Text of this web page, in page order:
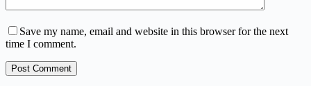
Save my name, email and website in this browser for the next
time I comment.
Post Comment